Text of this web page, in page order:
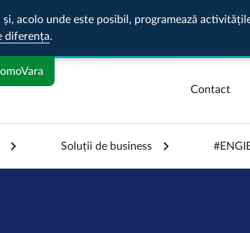
acolo unde este posibil, programează
diferența.
Contact
Soluții de business